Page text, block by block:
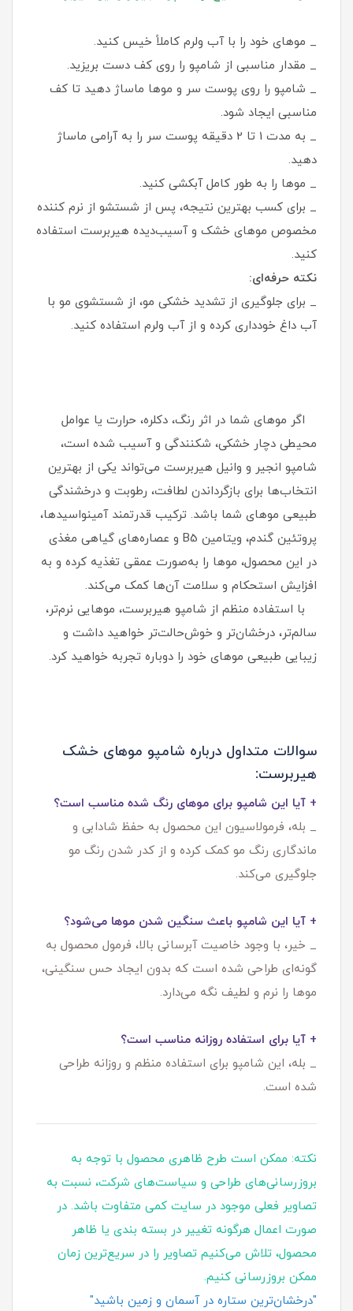
_ موهای خود را با آب ولرم کاملاً خیس کنید.
_ مقدار مناسبی از شامپو را روی کف دست بریزید.
_ شامپو را روی پوست سر و موها ماساژ دهید تا کف
مناسبی ایجاد شود.
_ به مدت 1 تا 2 دقیقه پوست سر را به آرامی ماساژ
دهید.
_ موها را به طور کامل آبکشی کنید.
_ برای کسب بهترین نتیجه، پس از شستشو از نرم‌ کننده
مخصوص موهای خشک و آسیب‌دیده هیربرست استفاده
کنید.
نکته حرفه‌ای:
_ برای جلوگیری از تشدید خشکی مو، از شستشوی مو با
آب داغ خودداری کرده و از آب ولرم استفاده کنید.
اگر موهای شما در اثر رنگ، دکلره، حرارت یا عوامل
محیطی دچار خشکی، شکنندگی و آسیب شده است،
شامپو انجیر و وانیل هیربرست می‌تواند یکی از بهترین
انتخاب‌ها برای بازگرداندن لطافت، رطوبت و درخشندگی
طبیعی موهای شما باشد. ترکیب قدرتمند آمینواسیدها،
پروتئین گندم، ویتامین B5 و عصاره‌های گیاهی مغذی
در این محصول، موها را به‌صورت عمقی تغذیه کرده و به
افزایش استحکام و سلامت آن‌ها کمک می‌کند.
با استفاده منظم از شامپو هیربرست، موهایی نرم‌تر،
سالم‌تر، درخشان‌تر و خوش‌حالت‌تر خواهید داشت و
زیبایی طبیعی موهای خود را دوباره تجربه خواهید کرد.
سوالات متداول درباره شامپو موهای خشک
هیربرست:
+ آیا این شامپو برای موهای رنگ شده مناسب است؟
_ بله، فرمولاسیون این محصول به حفظ شادابی و
ماندگاری رنگ مو کمک کرده و از کدر شدن رنگ مو
جلوگیری می‌کند.
+ آیا این شامپو باعث سنگین شدن موها می‌شود؟
_ خیر، با وجود خاصیت آبرسانی بالا، فرمول محصول به
گونه‌ای طراحی شده است که بدون ایجاد حس سنگینی،
موها را نرم و لطیف نگه می‌دارد.
+ آیا برای استفاده روزانه مناسب است؟
_ بله، این شامپو برای استفاده منظم و روزانه طراحی
شده است.
نکته: ممکن است طرح ظاهری محصول با توجه به
بروزرسانی‌های طراحی و سیاست‌های شرکت، نسبت به
تصاویر فعلی موجود در سایت کمی متفاوت باشد. در
صورت اعمال هرگونه تغییر در بسته‌ بندی یا ظاهر
محصول، تلاش می‌کنیم تصاویر را در سریع‌ترین زمان
ممکن بروزرسانی کنیم.
"درخشان‌ترین ستاره در آسمان و زمین باشید"